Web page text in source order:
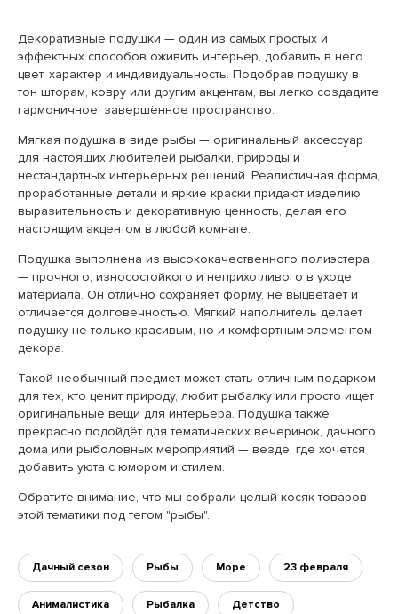
Декоративные подушки — один из самых простых и
эффектных способов оживить интерьер, добавить в него
цвет, характер и индивидуальность. Подобрав подушку в
тон шторам, ковру или другим акцентам, вы легко создадите
гармоничное, завершённое пространство.
Мягкая подушка в виде рыбы — оригинальный аксессуар
для настоящих любителей рыбалки, природы и
нестандартных интерьерных решений. Реалистичная форма,
проработанные детали и яркие краски придают изделию
выразительность и декоративную ценность, делая его
настоящим акцентом в любой комнате.
Подушка выполнена из высококачественного полиэстера
— прочного, износостойкого и неприхотливого в уходе
материала. Он отлично сохраняет форму, не выцветает и
отличается долговечностью. Мягкий наполнитель делает
подушку не только красивым, но и комфортным элементом
декора.
Такой необычный предмет может стать отличным подарком
для тех, кто ценит природу, любит рыбалку или просто ищет
оригинальные вещи для интерьера. Подушка также
прекрасно подойдёт для тематических вечеринок, дачного
дома или рыболовных мероприятий — везде, где хочется
добавить уюта с юмором и стилем.
Обратите внимание, что мы собрали целый косяк товаров
этой тематики под тегом "рыбы".
Дачный сезон Рыбы Море 23 февраля
Анималистика Рыбалка Детство